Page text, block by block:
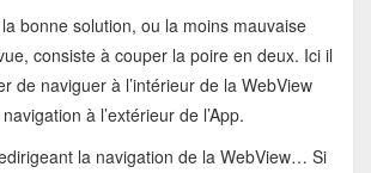
bonne solution, ou la moins mauvaise
consiste à couper la poire en deux. Ici il
de naviguer à l’intérieur de la WebView
à l’extérieur de l’App.
la navigation de la WebView… Si